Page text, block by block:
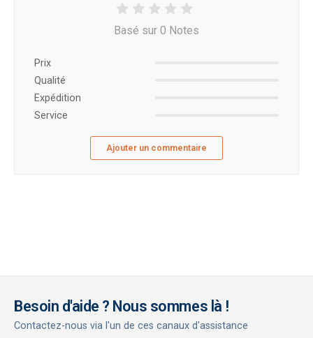
Basé sur 0 Notes
Prix ​​
Qualité
Expédition
Service
Ajouter un commentaire
Besoin d'aide ? Nous sommes là !
Contactez-nous via l'un de ces canaux d'assistance